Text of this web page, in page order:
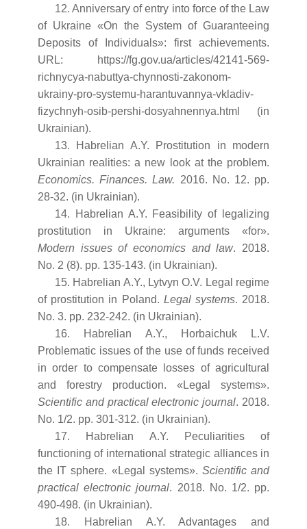
12. Anniversary of entry into force of the Law
of Ukraine «On the System of Guaranteeing
Deposits of Individuals»: first achievements.
URL: https://fg.gov.ua/articles/42141-569-
richnycya-nabuttya-chynnosti-zakonom-
ukrainy-pro-systemu-harantuvannya-vkladiv-
fizychnyh-osib-pershi-dosyahnennya.html (in
Ukrainian).
13. Habrelian A.Y. Prostitution in modern
Ukrainian realities: a new look at the problem.
Economics. Finances. Law. 2016. No. 12. рр.
28-32. (in Ukrainian).
14. Habrelian A.Y. Feasibility of legalizing
prostitution in Ukraine: arguments «for».
Modern issues of economics and law. 2018.
No. 2 (8). рр. 135-143. (in Ukrainian).
15. Habrelian A.Y., Lytvyn O.V. Legal regime
of prostitution in Poland. Legal systems. 2018.
No. 3. рр. 232-242. (in Ukrainian).
16. Habrelian A.Y., Horbaichuk L.V.
Problematic issues of the use of funds received
in order to compensate losses of agricultural
and forestry production. «Legal systems».
Scientific and practical electronic journal. 2018.
No. 1/2. рр. 301-312. (in Ukrainian).
17. Habrelian A.Y. Peculiarities of
functioning of international strategic alliances in
the IT sphere. «Legal systems». Scientific and
practical electronic journal. 2018. No. 1/2. рр.
490-498. (in Ukrainian).
18. Habrelian A.Y. Advantages and